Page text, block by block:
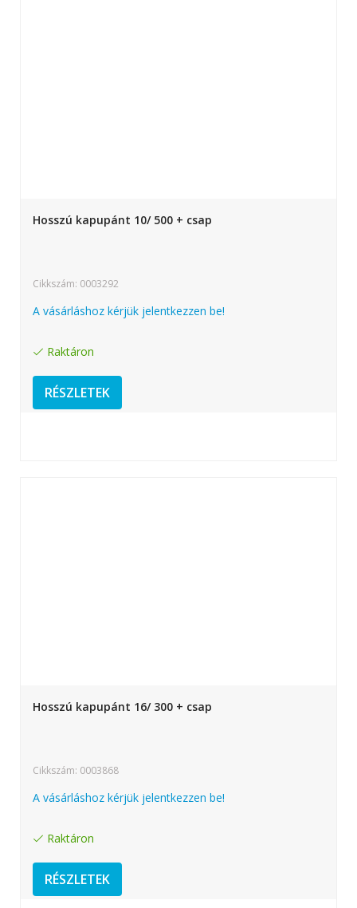
Hosszú kapupánt 10/ 500 + csap
Cikkszám: 0003292
A vásárláshoz kérjük jelentkezzen be!
Raktáron
RÉSZLETEK
Hosszú kapupánt 16/ 300 + csap
Cikkszám: 0003868
A vásárláshoz kérjük jelentkezzen be!
Raktáron
RÉSZLETEK